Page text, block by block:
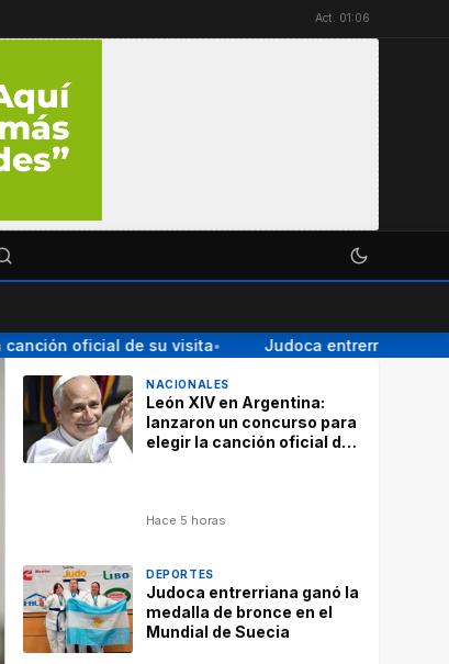
Act. 01:06
oficial de su visita● Judoca entrerriana ganó
NACIONALES
León XIV en Argentina:
lanzaron un concurso para
elegir la canción oficial de
Hace 5 horas
DEPORTES
Judoca entrerriana ganó la
medalla de bronce en el
Mundial de Suecia